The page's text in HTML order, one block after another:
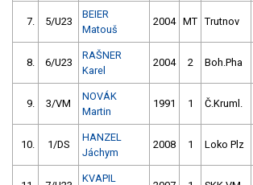
7. 5/U23
BEIER
Matouš
2004 MT Trutnov
8. 6/U23
RAŠNER
Karel
2004 2 Boh.Pha
9. 3/VM
NOVÁK
Martin
1991 1 Č.Kruml.
10. 1/DS
HANZEL
Jáchym
2008 1 Loko Plz
KVAPIL